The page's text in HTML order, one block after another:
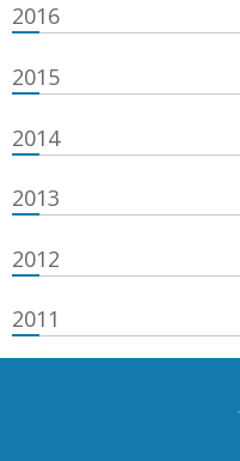
2016
2015
2014
2013
2012
2011